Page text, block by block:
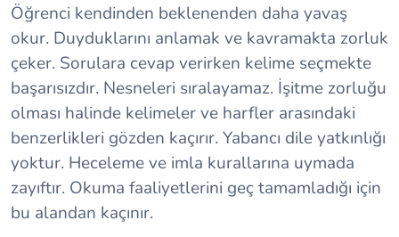
Öğrenci kendinden beklenenden daha yavaş
okur. Duyduklarını anlamak ve kavramakta zorluk
çeker. Sorulara cevap verirken kelime seçmekte
başarısızdır. Nesneleri sıralayamaz. İşitme zorluğu
olması halinde kelimeler ve harfler arasındaki
benzerlikleri gözden kaçırır. Yabancı dile yatkınlığı
yoktur. Heceleme ve imla kurallarına uymada
zayıftır. Okuma faaliyetlerini geç tamamladığı için
bu alandan kaçınır.